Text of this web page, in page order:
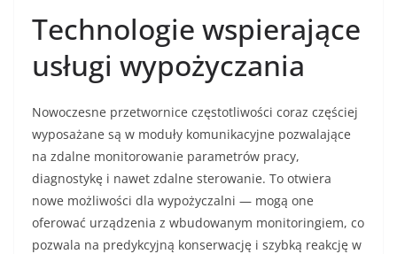
Technologie wspierające
usługi wypożyczania
Nowoczesne przetwornice częstotliwości coraz częściej
wyposażane są w moduły komunikacyjne pozwalające
na zdalne monitorowanie parametrów pracy,
diagnostykę i nawet zdalne sterowanie. To otwiera
nowe możliwości dla wypożyczalni — mogą one
oferować urządzenia z wbudowanym monitoringiem, co
pozwala na predykcyjną konserwację i szybką reakcję w